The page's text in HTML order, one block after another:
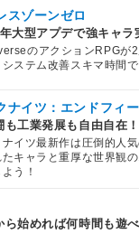
スゾーンゼロ
年大型アプデで強キャラ
のアクションRPGが
ステム改善スキマ時間で
ナイツ：エンドフィ
も工業発展も自由自在！
ナイツ最新作は圧倒的人
キャラと重厚な世界観
う！
ら始めれば何時間も遊べ